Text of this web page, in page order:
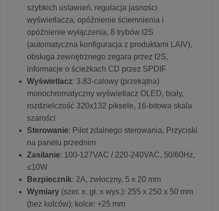
szybkich ustawień, regulacja jasności
wyświetlacza, opóźnienie ściemnienia i
opóźnienie wyłączenia, 8 trybów I2S
(automatyczna konfiguracja z produktami LAIV),
obsługa zewnętrznego zegara przez I2S,
informacje o ścieżkach CD przez SPDIF
Wyświetlacz: 3.83-calowy (przekątna)
monochromatyczny wyświetlacz OLED, biały,
rozdzielczość 320x132 piksele, 16-bitowa skala
szarości
Sterowanie: Pilot zdalnego sterowania, Przyciski
na panelu przednim
Zasilanie: 100-127VAC / 220-240VAC, 50/60Hz,
≤10W
Bezpiecznik: 2A, zwłoczny, 5 x 20 mm
Wymiary (szer. x. gł. x wys.): 255 x 250 x 50 mm
(bez kolców); kolce: +25 mm